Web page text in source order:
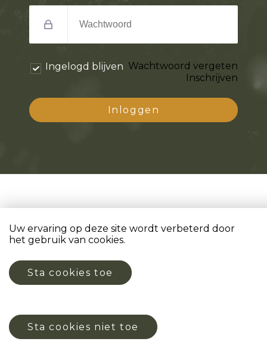
Uw ervaring op deze site wordt verbeterd door
het gebruik van cookies.
Sta cookies toe
Sta cookies niet toe
Ingelogd blijven Wachtwoord vergeten
Inschrijven
Inloggen
Privacyverklaring & disclaimer
Door: VW Nieuwbouw Platform